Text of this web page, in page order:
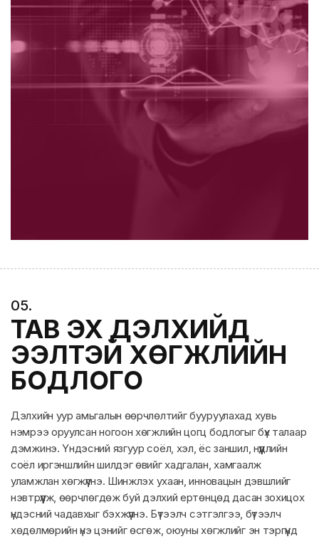
05.
ТАВ ЭХ ДЭЛХИЙД
ЭЭЛТЭЙ ХӨГЖЛИЙН
БОДЛОГО
Дэлхийн уур амьгалын өөрчлөлтийг бууруулахад хувь
нэмрээ оруулсан ногоон хөгжлийн цогц бодлогыг бүх талаар
дэмжинэ. Үндэсний язгуур соёл, хэл, ёс заншил, нүүдлийн
соёл иргэншлийн шилдэг өвийг хадгалан, хамгаалж
уламжлан хөгжүүлнэ. Шинжлэх ухаан, инновацын дэвшлийг
нэвтрүүлж, өөрчлөгдөж буй дэлхий ертөнцөд дасан зохицох
үндэсний чадавхыг бэхжүүлнэ. Бүтээлч сэтгэлгээ, бүтээлч
хөдөлмөрийн үнэ цэнийг өсгөж, оюуны хөгжлийг эн тэргүүнд